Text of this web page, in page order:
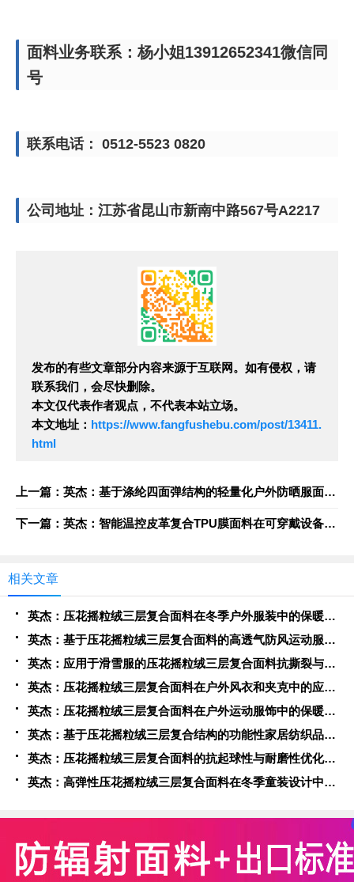
面料业务联系：杨小姐13912652341微信同
号
联系电话： 0512-5523 0820
公司地址：江苏省昆山市新南中路567号A2217
发布的有些文章部分内容来源于互联网。如有侵权，请
联系我们，会尽快删除。
本文仅代表作者观点，不代表本站立场。
本文地址： https://www.fangfushebu.com/post/13411.
html
上一篇：英杰：基于涤纶四面弹结构的轻量化户外防晒服面料开发与应用
下一篇：英杰：智能温控皮革复合TPU膜面料在可穿戴设备载体中的集成技术研究
相关文章
英杰：压花摇粒绒三层复合面料在冬季户外服装中的保暖性能优化研究
英杰：基于压花摇粒绒三层复合面料的高透气防风运动服饰开发
英杰：应用于滑雪服的压花摇粒绒三层复合面料抗撕裂与耐磨性提升技术
英杰：压花摇粒绒三层复合面料在户外风衣和夹克中的应用与性能
英杰：压花摇粒绒三层复合面料在户外运动服饰中的保暖与透气性能研究
英杰：基于压花摇粒绒三层复合结构的功能性家居纺织品开发与应用
英杰：压花摇粒绒三层复合面料的抗起球性与耐磨性优化技术分析
英杰：高弹性压花摇粒绒三层复合面料在冬季童装设计中的应用实践